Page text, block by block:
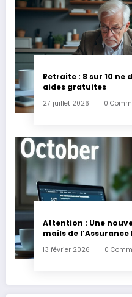
Retraite : 8 sur 10
aides gratuites
27 juillet 2026 0
Attention : Une
mails de
13 février 2026 0